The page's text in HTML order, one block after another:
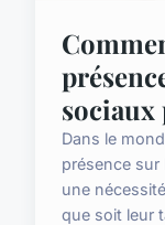
sociaux
Dans le
présence sur
une
que soit leur